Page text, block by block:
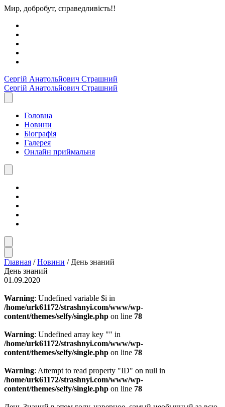
Мир, добробут, справедливість!!
Сергiй Анатольйович Страшний
Сергiй Анатольйович Страшний
Головна
Новини
Біографія
Галерея
Онлайн приймальня
Главная / Новини / День знаний
День знаний
01.09.2020
Warning: Undefined variable $i in
/home/urk61172/strashnyi.com/www/wp-
content/themes/selfy/single.php on line 78
Warning: Undefined array key "" in
/home/urk61172/strashnyi.com/www/wp-
content/themes/selfy/single.php on line 78
Warning: Attempt to read property "ID" on null in
/home/urk61172/strashnyi.com/www/wp-
content/themes/selfy/single.php on line 78